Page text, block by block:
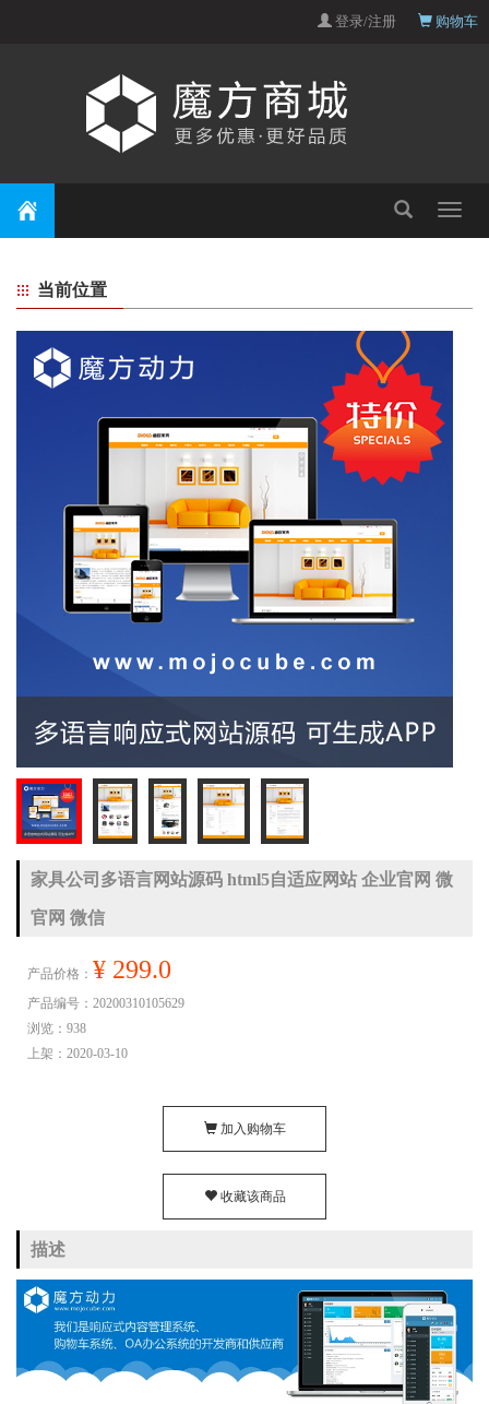
购物车
登录/注册
Toggle
当前位置
家具公司多语言网站源码 html5自适应网站 企业官网 微
官网 微信
产品价格： ¥ 299.0
产品编号：20200310105629
浏览：938
上架：2020-03-10
加入购物车
收藏该商品
描述